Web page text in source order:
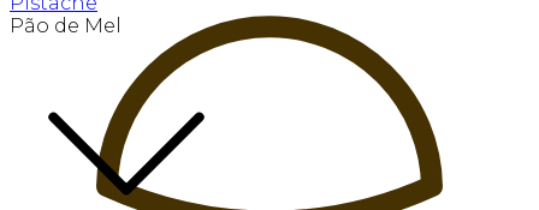
Pão de Mel